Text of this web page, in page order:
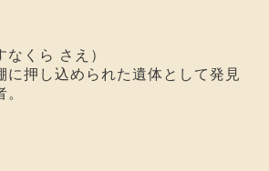
なくら さえ）
押し込められた遺体として発見